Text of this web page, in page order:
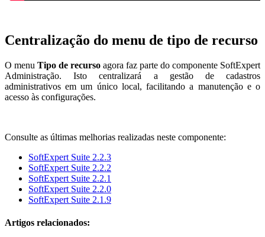
Centralização do menu de tipo de recurso
O menu Tipo de recurso agora faz parte do componente SoftExpert
Administração. Isto centralizará a gestão de cadastros
administrativos em um único local, facilitando a manutenção e o
acesso às configurações.
Consulte as últimas melhorias realizadas neste componente:
SoftExpert Suite 2.2.3
SoftExpert Suite 2.2.2
SoftExpert Suite 2.2.1
SoftExpert Suite 2.2.0
SoftExpert Suite 2.1.9
Artigos relacionados: